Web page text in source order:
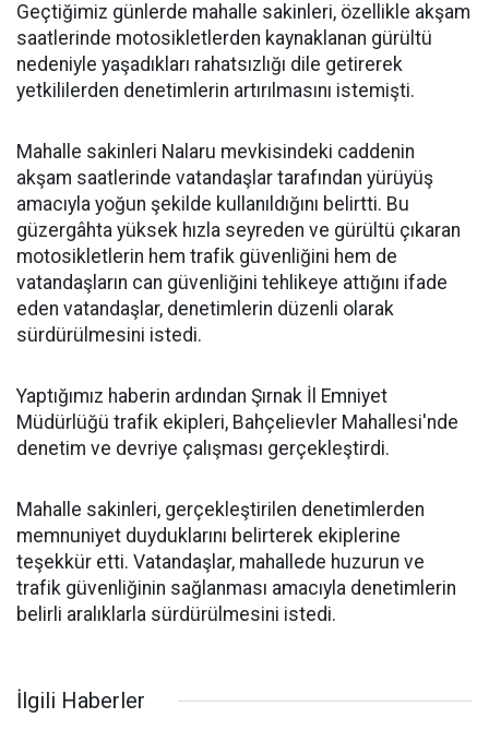
Geçtiğimiz günlerde mahalle sakinleri, özellikle akşam
saatlerinde motosikletlerden kaynaklanan gürültü
nedeniyle yaşadıkları rahatsızlığı dile getirerek
yetkililerden denetimlerin artırılmasını istemişti.
Mahalle sakinleri Nalaru mevkisindeki caddenin
akşam saatlerinde vatandaşlar tarafından yürüyüş
amacıyla yoğun şekilde kullanıldığını belirtti. Bu
güzergâhta yüksek hızla seyreden ve gürültü çıkaran
motosikletlerin hem trafik güvenliğini hem de
vatandaşların can güvenliğini tehlikeye attığını ifade
eden vatandaşlar, denetimlerin düzenli olarak
sürdürülmesini istedi.
Yaptığımız haberin ardından Şırnak İl Emniyet
Müdürlüğü trafik ekipleri, Bahçelievler Mahallesi'nde
denetim ve devriye çalışması gerçekleştirdi.
Mahalle sakinleri, gerçekleştirilen denetimlerden
memnuniyet duyduklarını belirterek ekiplerine
teşekkür etti. Vatandaşlar, mahallede huzurun ve
trafik güvenliğinin sağlanması amacıyla denetimlerin
belirli aralıklarla sürdürülmesini istedi.
İlgili Haberler